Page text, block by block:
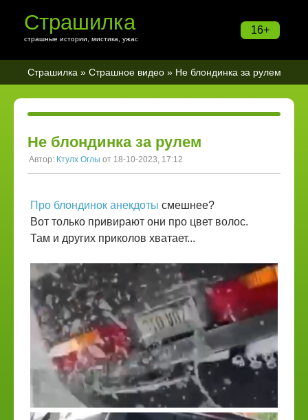
16+
Страшилка
страшные истории, мистика, ужас
Страшилка » Страшное видео » Не блондинка за рулем
Не блондинка за рулем
Автор: Ктулх Оглы от 18-10-2023, 17:12
Про блондинок анекдоты смешнее?
Вот только привирают они про цвет волос.
Там и других приколов хватает...